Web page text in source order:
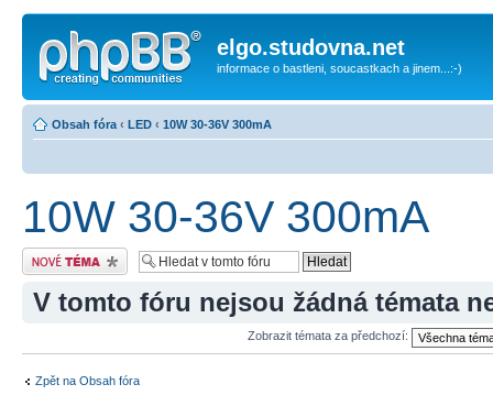
elgo.studovna.net
informace o bastleni, soucastkach a jinem...:-)
Obsah fóra ‹ LED ‹ 10W 30-36V 300mA
10W 30-36V 300mA
Odeslat nové téma
V tomto fóru nejsou žádná témata
Zobrazit témata za předchozí:
Zpět na Obsah fóra